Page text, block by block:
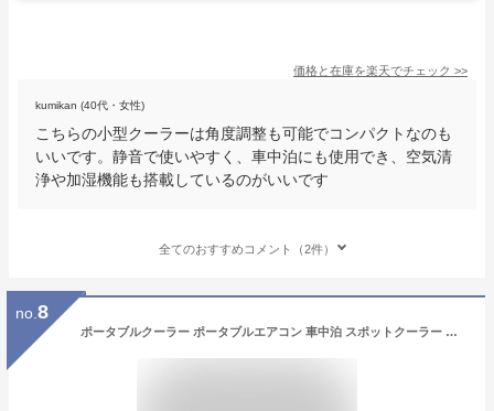
価格と在庫を楽天でチェック >>
kumikan (40代・女性)
こちらの小型クーラーは角度調整も可能でコンパクトなのも
いいです。静音で使いやすく、車中泊にも使用でき、空気清
浄や加湿機能も搭載しているのがいいです
全てのおすすめコメント（2件）
no. 8
ポータブルクーラー ポータブルエアコン 車中泊 スポットクーラー スポットエアコン 除湿機 工事不要 家庭 業務用 小型 猛暑 梅雨 湿気 車載 キャンプ 作業場 コンパクトエアコン ウインドエアコン 車載クーラー 車載エアコン 冷房 除湿 アウトドア 熱中症対策 省エネ 静音